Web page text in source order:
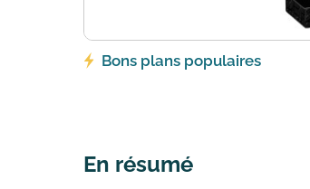
Bons plans populaires
En résumé